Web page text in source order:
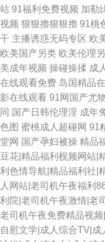
站 91福利免费视频 加勒
视频 狠狠擼狠狠擼 91桃
干 主播诱惑无码专区 欧
欧美国产另类 欧美伦理
美成年视频 操碰操揉 成
在线观看免费 岛国精品
影在线观看 91网国产尤
同 国产日韩伦理淫 成年
色图 蜜桃成人超碰网 91
堂网 国产孕妇被操 精品
豆花|精品福利枧频网站|
利色情导航|精品福利社|
人网站|老司机午夜福利
利院|老司机午夜激情|老
老司机午夜免费精品视
自慰文学|成人综合TV|